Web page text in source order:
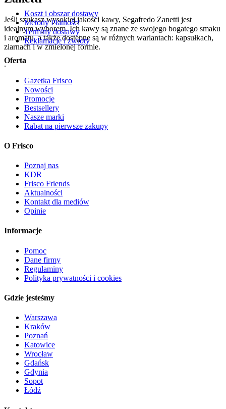
Jeśli szukasz wysokiej jakości kawy, Segafredo Zanetti jest
idealnym wyborem. Ich kawy są znane ze swojego bogatego smaku
i aromatu, a także dostępne są w różnych wariantach: kapsułkach,
ziarnach i w zmielonej formie.
.
Koszt i obszar dostawy
Metody Płatności
Terminy dostawy
Reklamacje i zwroty
Oferta
Gazetka Frisco
Nowości
Promocje
Bestsellery
Nasze marki
Rabat na pierwsze zakupy
O Frisco
Poznaj nas
KDR
Frisco Friends
Aktualności
Kontakt dla mediów
Opinie
Informacje
Pomoc
Dane firmy
Regulaminy
Polityka prywatności i cookies
Gdzie jesteśmy
Warszawa
Kraków
Poznań
Katowice
Wrocław
Gdańsk
Gdynia
Sopot
Łódź